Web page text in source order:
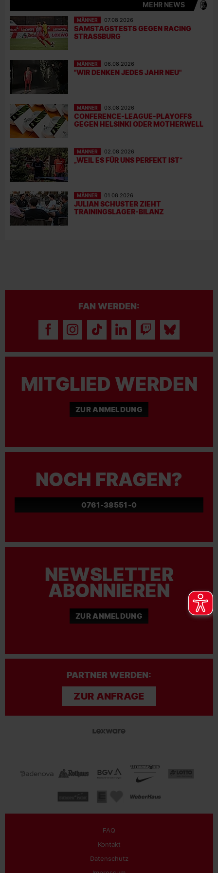
MEHR NEWS
MÄNNER 07.08.2026
SAMSTAGSTESTS GEGEN RACING
STRASSBURG
MÄNNER 06.08.2026
"WIR DENKEN JEDES JAHR NEU"
MÄNNER 03.08.2026
CONFERENCE-LEAGUE-PLAYOFFS
GEGEN HELSINKI ODER MOTHERWELL
MÄNNER 02.08.2026
„WEIL ES FÜR UNS PERFEKT IST“
MÄNNER 01.08.2026
JULIAN SCHUSTER ZIEHT
TRAININGSLAGER-BILANZ
FAN WERDEN:
MITGLIED WERDEN
ZUR ANMELDUNG
NOCH FRAGEN?
0761-38551-0
NEWSLETTER
ABONNIEREN
ZUR ANMELDUNG
PARTNER WERDEN:
ZUR ANFRAGE
FAQ
Kontakt
Datenschutz